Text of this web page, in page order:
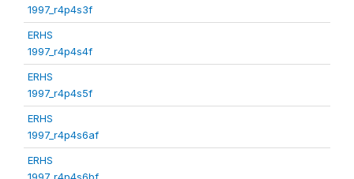
1997_r4p4s3f
ERHS
1997_r4p4s4f
ERHS
1997_r4p4s5f
ERHS
1997_r4p4s6af
ERHS
1997_r4p4s6bf